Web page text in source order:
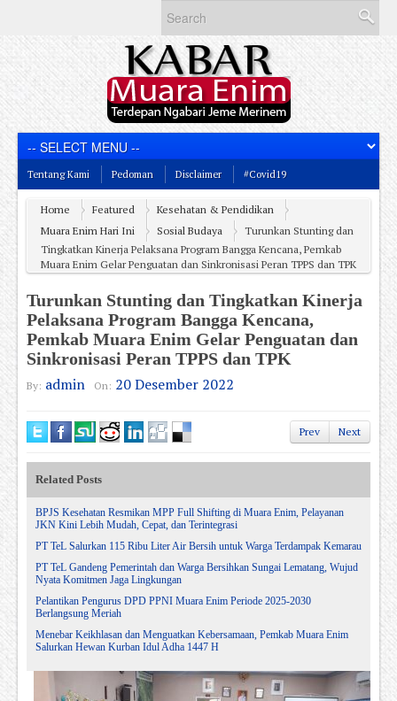
Tentang Kami Pedoman Disclaimer #Covid19
Home Featured
Kesehatan & Pendidikan
Muara Enim Hari Ini
Sosial Budaya
Turunkan Stunting dan
Tingkatkan Kinerja Pelaksana Program Bangga Kencana, Pemkab
Muara Enim Gelar Penguatan dan Sinkronisasi Peran TPPS dan TPK
Turunkan Stunting dan Tingkatkan Kinerja
Pelaksana Program Bangga Kencana,
Pemkab Muara Enim Gelar Penguatan dan
Sinkronisasi Peran TPPS dan TPK
By: admin On: 20 Desember 2022
Prev Next
Related Posts
BPJS Kesehatan Resmikan MPP Full Shifting di Muara Enim, Pelayanan
JKN Kini Lebih Mudah, Cepat, dan Terintegrasi
PT TeL Salurkan 115 Ribu Liter Air Bersih untuk Warga Terdampak Kemarau
PT TeL Gandeng Pemerintah dan Warga Bersihkan Sungai Lematang, Wujud
Nyata Komitmen Jaga Lingkungan
Pelantikan Pengurus DPD PPNI Muara Enim Periode 2025-2030
Berlangsung Meriah
Menebar Keikhlasan dan Menguatkan Kebersamaan, Pemkab Muara Enim
Salurkan Hewan Kurban Idul Adha 1447 H